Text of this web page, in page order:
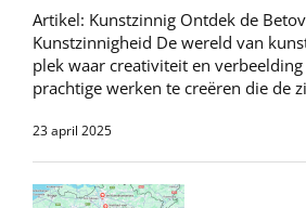
Artikel: Kunstzinnig Ontdek de
Kunstzinnigheid De wereld van
plek waar creativiteit en
prachtige werken te creëren die de
23 april 2025